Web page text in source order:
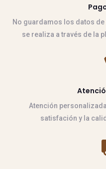
No guardamos los datos
se realiza a través de la
Atención
satisfación y la